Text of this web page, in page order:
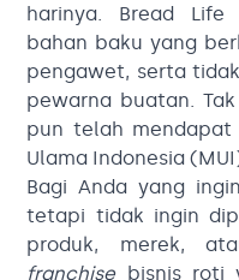
harinya. Bread Life
bahan baku yang
pengawet, serta
pewarna buatan.
pun telah
Ulama Indonesia
Bagi Anda yang
tetapi tidak ingin
produk, merek,
franchisebisnis roti